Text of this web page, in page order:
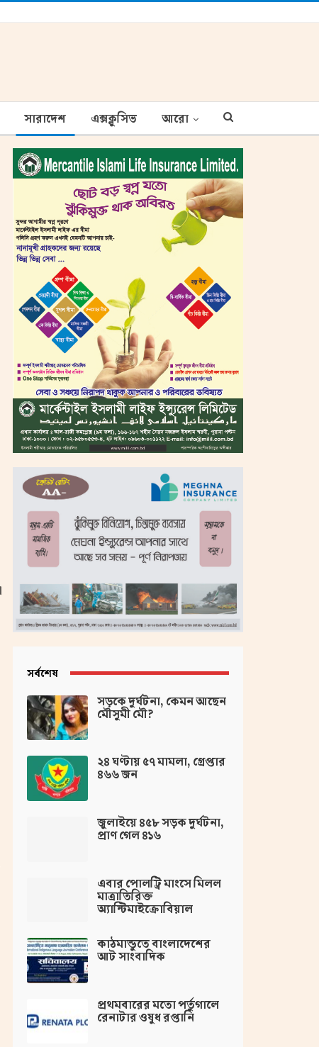
সারাদেশ এক্সক্লুসিভ আরো
সর্বশেষ
সড়কে দুর্ঘটনা, কেমন আছেন
মৌসুমী মৌ?
২৪ ঘণ্টায় ৫৭ মামলা, গ্রেপ্তার
৪৬৬ জন
জুলাইয়ে ৪৫৮ সড়ক দুর্ঘটনা,
প্রাণ গেল ৪১৬
এবার পোলট্রি মাংসে মিলল
মাত্রাতিরিক্ত
অ্যান্টিমাইক্রোবিয়াল
কাঠমান্ডুতে বাংলাদেশের
আট সাংবাদিক
প্রথমবারের মতো পর্তুগালে
রেনাটার ওষুধ রপ্তানি